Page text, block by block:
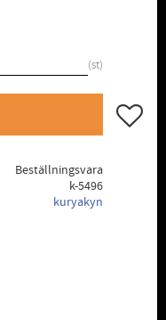
st
Lägg
Beställningsvara
k-5496
kuryakyn